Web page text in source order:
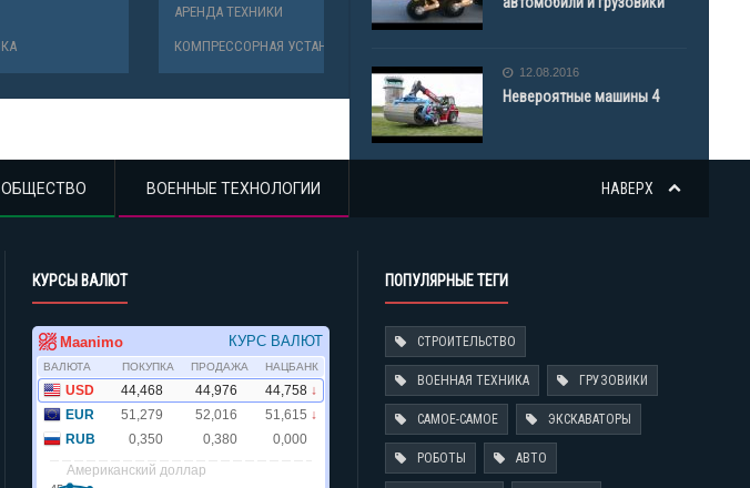
КОМПРЕССОРНАЯ УСТАНОВКА
12.08.2016
Невероятные машины 4
НАВЕРХ
ОБЩЕСТВО ВОЕННЫЕ ТЕХНОЛОГИИ
КУРСЫ ВАЛЮТ ПОПУЛЯРНЫЕ ТЕГИ
СТРОИТЕЛЬСТВО
ВОЕННАЯ ТЕХНИКА ГРУЗОВИКИ
САМОЕ-САМОЕ ЭКСКАВАТОРЫ
РОБОТЫ АВТО